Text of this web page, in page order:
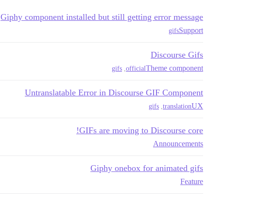
Giphy component installed but still getting error message
Support
gifs
Discourse Gifs
Theme component
official
gifs
Untranslatable Error in Discourse GIF Component
UX
translation
gifs
GIFs are moving to Discourse core!
Announcements
Giphy onebox for animated gifs
Feature